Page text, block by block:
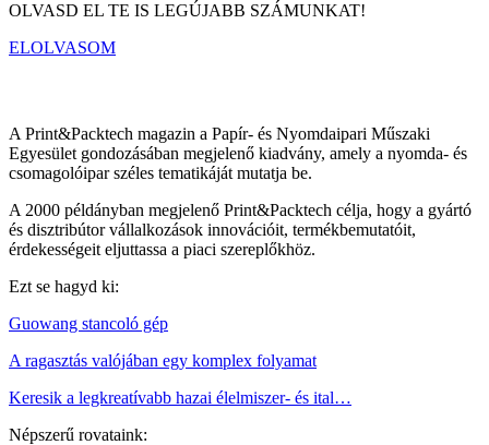
OLVASD EL TE IS LEGÚJABB SZÁMUNKAT!
ELOLVASOM
A Print&Packtech magazin a Papír- és Nyomdaipari Műszaki
Egyesület gondozásában megjelenő kiadvány, amely a nyomda- és
csomagolóipar széles tematikáját mutatja be.
A 2000 példányban megjelenő Print&Packtech célja, hogy a gyártó
és disztribútor vállalkozások innovációit, termékbemutatóit,
érdekességeit eljuttassa a piaci szereplőkhöz.
Ezt se hagyd ki:
Guowang stancoló gép
A ragasztás valójában egy komplex folyamat
Keresik a legkreatívabb hazai élelmiszer- és ital…
Népszerű rovataink: